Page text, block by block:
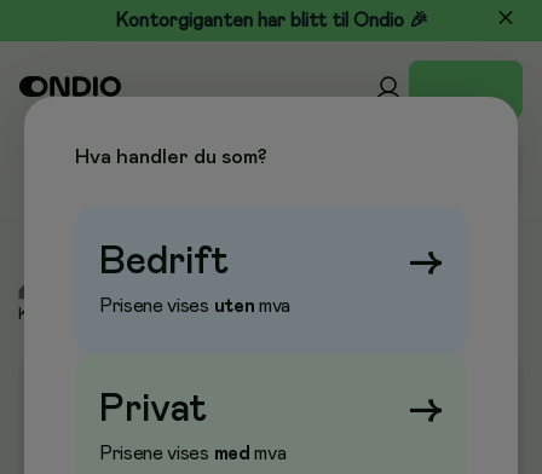
Kontorgiganten har blitt til Ondio 🎉
Konfekt
Hva handler du som?
Bedrift →
Prisene vises uten mva
Privat →
Prisene vises med mva